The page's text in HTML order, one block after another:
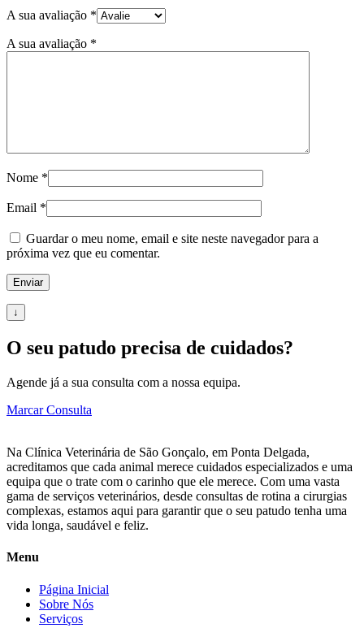
A sua avaliação *
A sua avaliação *
Nome *
Email *
Guardar o meu nome, email e site neste navegador para a
próxima vez que eu comentar.
↓
O seu patudo precisa de cuidados?
Agende já a sua consulta com a nossa equipa.
Marcar Consulta
Na Clínica Veterinária de São Gonçalo, em Ponta Delgada,
acreditamos que cada animal merece cuidados especializados e uma
equipa que o trate com o carinho que ele merece. Com uma vasta
gama de serviços veterinários, desde consultas de rotina a cirurgias
complexas, estamos aqui para garantir que o seu patudo tenha uma
vida longa, saudável e feliz.
Menu
Página Inicial
Sobre Nós
Serviços